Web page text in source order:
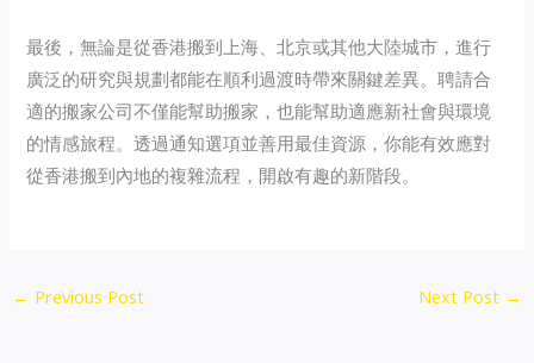
最後，無論是從香港搬到上海、北京或其他大陸城市，進行
廣泛的研究與規劃都能在順利過渡時帶來關鍵差異。聘請合
適的搬家公司不僅能幫助搬家，也能幫助適應新社會與環境
的情感旅程。透過通知選項並善用最佳資源，你能有效應對
從香港搬到內地的複雜流程，開啟有趣的新階段。
← Previous Post Next Post →